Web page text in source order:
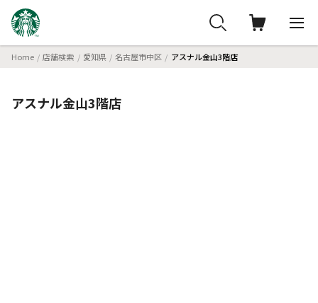
Home 店舗検索 愛知県 名古屋市中区 アスナル金山3階店
アスナル金山3階店